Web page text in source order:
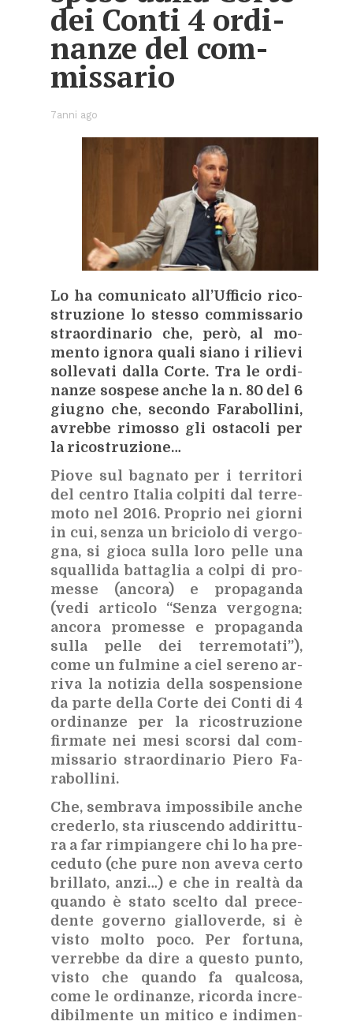
dei Con­ti 4 or­di­
nan­ze del com­
mis­sa­rio
7anni ago
Lo ha co­mu­ni­ca­to al­l’Uf­fi­cio ri­co­
stru­zio­ne lo stes­so com­mis­sa­rio
straor­di­na­rio che, però, al mo­
men­to igno­ra qua­li sia­no i ri­lie­vi
sol­le­va­ti dal­la Cor­te. Tra le or­di­
nan­ze so­spe­se an­che la n. 80 del 6
giu­gno che, se­con­do Fa­ra­bol­li­ni,
avreb­be ri­mos­so gli osta­co­li per
la ri­co­stru­zio­ne…
Pio­ve sul ba­gna­to per i ter­ri­to­ri
del cen­tro Ita­lia col­pi­ti dal ter­re­
mo­to nel 2016. Pro­prio nei gior­ni
in cui, sen­za un bri­cio­lo di ver­go­
gna, si gio­ca sul­la loro pel­le una
squal­li­da bat­ta­glia a col­pi di pro­
mes­se (an­co­ra) e pro­pa­gan­da
(vedi ar­ti­co­lo “Sen­za ver­go­gna:
an­co­ra pro­mes­se e pro­pa­gan­da
sul­la pel­le dei ter­re­mo­ta­ti”),
come un ful­mi­ne a ciel se­re­no ar­
ri­va la no­ti­zia del­la so­spen­sio­ne
da par­te del­la Cor­te dei Con­ti di 4
or­di­nan­ze per la ri­co­stru­zio­ne
fir­ma­te nei mesi scor­si dal com­
mis­sa­rio straor­di­na­rio Pie­ro Fa­
ra­bol­li­ni.
Che, sem­bra­va im­pos­si­bi­le an­che
cre­der­lo, sta riu­scen­do ad­di­rit­tu­
ra a far rim­pian­ge­re chi lo ha pre­
ce­du­to (che pure non ave­va cer­to
bril­la­to, anzi…) e che in real­tà da
quan­do è sta­to scel­to dal pre­ce­
den­te go­ver­no gial­lo­ver­de, si è
vi­sto mol­to poco. Per for­tu­na,
ver­reb­be da dire a que­sto pun­to,
vi­sto che quan­do fa qual­co­sa,
come le or­di­nan­ze, ri­cor­da in­cre­
di­bil­men­te un mi­ti­co e in­di­men­